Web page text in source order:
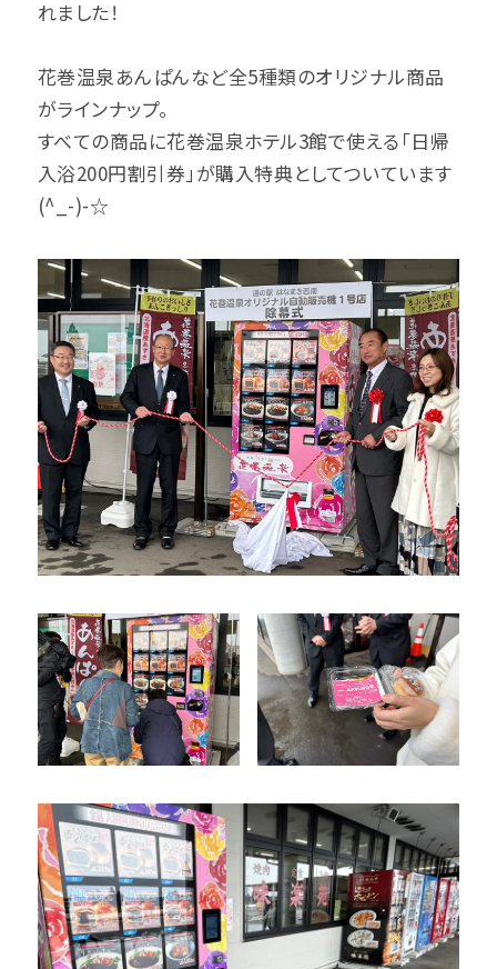
れました！
花巻温泉あんぱんなど全5種類のオリジナル商品
がラインナップ。
すべての商品に花巻温泉ホテル3館で使える「日帰
入浴200円割引券」が購入特典としてついています
(^_-)-☆